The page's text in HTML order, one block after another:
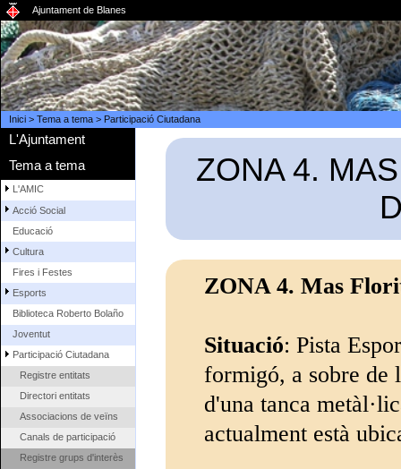
Ajuntament de Blanes
Inici> Tema a tema> Participació Ciutadana
L'Ajuntament
Tema a tema
L'AMIC
Acció Social
Educació
Cultura
Fires i Festes
Esports
Biblioteca Roberto Bolaño
Joventut
Participació Ciutadana
Registre entitats
Directori entitats
Associacions de veïns
Canals de participació
Registre grups d'interès
ZONA 4.
ZONA 4. Mas
Situació: Pista
formigó, a sobre de
d'una tanca
actualment està